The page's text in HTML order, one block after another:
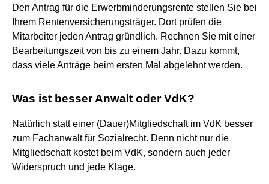
Den Antrag für die Erwerbminderungsrente stellen Sie bei
Ihrem Rentenversicherungsträger. Dort prüfen die
Mitarbeiter jeden Antrag gründlich. Rechnen Sie mit einer
Bearbeitungszeit von bis zu einem Jahr. Dazu kommt,
dass viele Anträge beim ersten Mal abgelehnt werden.
Was ist besser Anwalt oder VdK?
Natürlich statt einer (Dauer)Mitgliedschaft im VdK besser
zum Fachanwalt für Sozialrecht. Denn nicht nur die
Mitgliedschaft kostet beim VdK, sondern auch jeder
Widerspruch und jede Klage.